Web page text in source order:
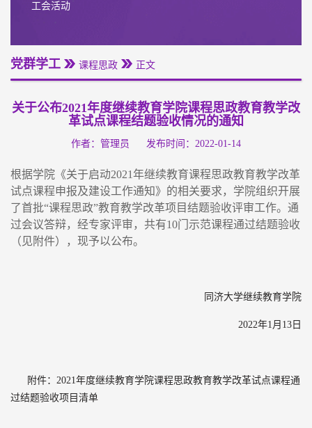
工会活动
党群学工 课程思政 正文
关于公布2021年度继续教育学院课程思政教育教学改
革试点课程结题验收情况的通知
作者：管理员 发布时间：2022-01-14
根据学院《关于启动2021年继续教育课程思政教育教学改革
试点课程申报及建设工作通知》的相关要求，学院组织开展
了首批“课程思政”教育教学改革项目结题验收评审工作。通
过会议答辩，经专家评审，共有10门示范课程通过结题验收
（见附件），现予以公布。
同济大学继续教育学院
2022年1月13日
附件：2021年度继续教育学院课程思政教育教学改革试点课程通
过结题验收项目清单